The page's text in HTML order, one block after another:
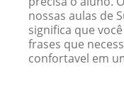
nossas aulas de
significa que
frases que
confortavel em